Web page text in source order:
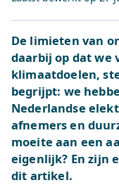
De limieten van
daarbij op dat we
klimaatdoelen,
begrijpt: we
Nederlandse
afnemers en
moeite aan een
eigenlijk? En zijn
dit artikel.